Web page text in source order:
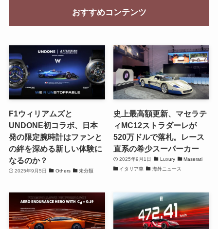
おすすめコンテンツ
F1ウィリアムズと
UNDONE初コラボ、日本
発の限定腕時計はファンと
の絆を深める新しい体験に
なるのか？
2025年9月5日 Others 未分類
史上最高額更新、マセラテ
ィMC12ストラダーレが
520万ドルで落札。レース
直系の希少スーパーカー
2025年9月1日 Luxury
Maserati
イタリア車
海外ニュース